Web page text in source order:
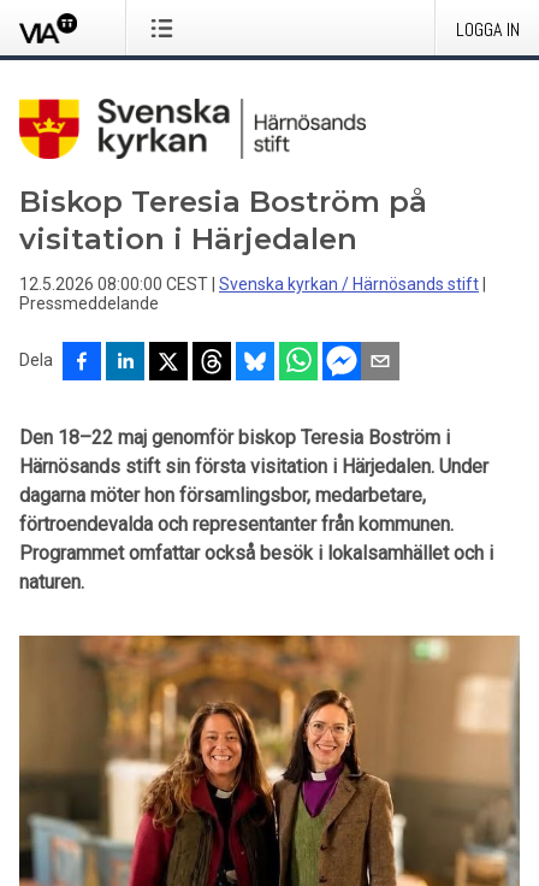
LOGGA IN
Biskop Teresia Boström på
visitation i Härjedalen
12.5.2026 08:00:00 CEST Svenska kyrkan / Härnösands stift
Pressmeddelande
Dela
Den 18–22 maj genomför biskop Teresia Boström i
Härnösands stift sin första visitation i Härjedalen. Under
dagarna möter hon församlingsbor, medarbetare,
förtroendevalda och representanter från kommunen.
Programmet omfattar också besök i lokalsamhället och i
naturen.